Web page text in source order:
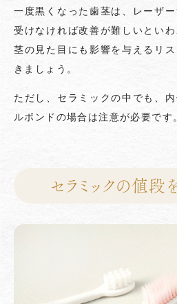
一度黒くなった歯茎は、レーザ
受けなければ改善が難しいとい
茎の見た目にも影響を与えるリ
きましょう。
ただし、セラミックの中でも、
ルボンドの場合は注意が必要です
セラミックの値段